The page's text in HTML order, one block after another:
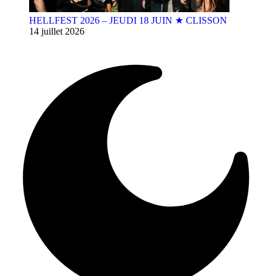
HELLFEST 2026 – JEUDI 18 JUIN ★ CLISSON
14 juillet 2026